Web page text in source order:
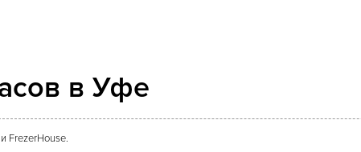
в Уфе
FrezerHouse.